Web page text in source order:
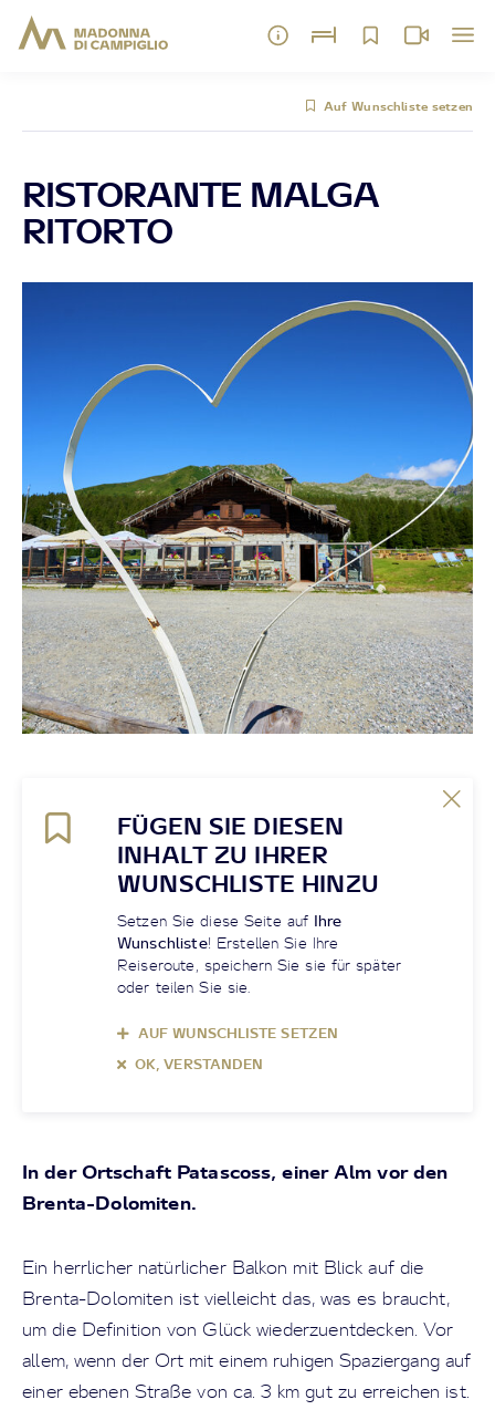
Auf Wunschliste setzen
RISTORANTE MALGA
RITORTO
FÜGEN SIE DIESEN
INHALT ZU IHRER
WUNSCHLISTE HINZU
Setzen Sie diese Seite auf Ihre
Wunschliste! Erstellen Sie Ihre
Reiseroute, speichern Sie sie für später
oder teilen Sie sie.
AUF WUNSCHLISTE SETZEN
OK, VERSTANDEN
In der Ortschaft Patascoss, einer Alm vor den
Brenta-Dolomiten.
Ein herrlicher natürlicher Balkon mit Blick auf die
Brenta-Dolomiten ist vielleicht das, was es braucht,
um die Definition von Glück wiederzuentdecken. Vor
allem, wenn der Ort mit einem ruhigen Spaziergang auf
einer ebenen Straße von ca. 3 km gut zu erreichen ist.